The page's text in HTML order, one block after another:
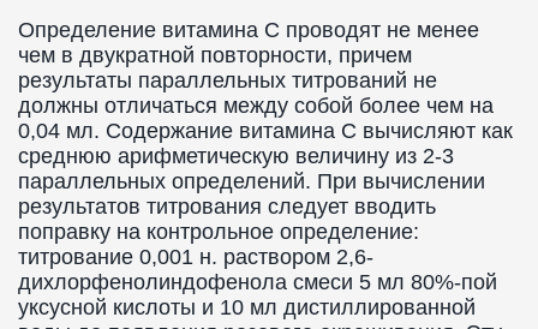
Определение витамина C проводят не менее
чем в двукратной повторности, причем
результаты параллельных титрований не
должны отличаться между собой более чем на
0,04 мл. Содержание витамина C вычисляют как
среднюю арифметическую величину из 2-3
параллельных определений. При вычислении
результатов титрования следует вводить
поправку на контрольное определение:
титрование 0,001 н. раствором 2,6-
дихлорфенолиндофенола смеси 5 мл 80%-пой
уксусной кислоты и 10 мл дистиллированной